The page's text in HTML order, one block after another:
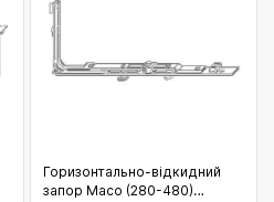
Горизонтально-відкидний
запор Масо (280-480)